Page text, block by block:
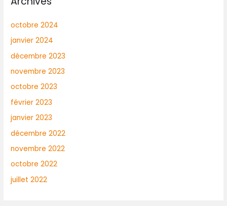
octobre 2024
janvier 2024
décembre 2023
novembre 2023
octobre 2023
février 2023
janvier 2023
décembre 2022
novembre 2022
octobre 2022
juillet 2022